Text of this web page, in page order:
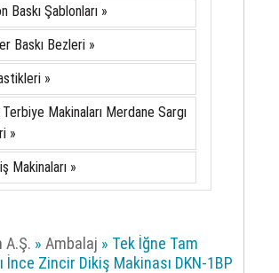
Baskı Şablonları »
Baskı Bezleri »
»
Makinaları Merdane Sargı
»
Makinaları »
A.Ş. » Ambalaj » Tek İğne Tam
İnce Zincir Dikiş Makinası DKN-1BP